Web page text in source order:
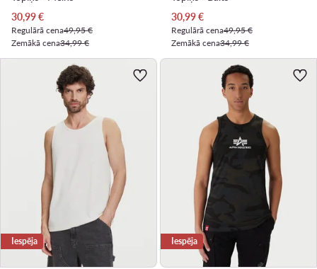
Pašreizējā cena
30,99€
Regulārā cena49,95 €
Zemākā cena34,99 €
Pašreizējā cena
30,99€
Regulārā cena49,95 €
Zemākā cena34,99 €
Iespēja Iespēja